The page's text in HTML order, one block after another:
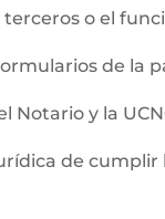
o el
de la
Notario y la
de